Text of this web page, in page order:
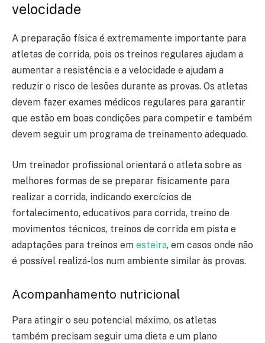
velocidade
A preparação física é extremamente importante para
atletas de corrida, pois os treinos regulares ajudam a
aumentar a resistência e a velocidade e ajudam a
reduzir o risco de lesões durante as provas. Os atletas
devem fazer exames médicos regulares para garantir
que estão em boas condições para competir e também
devem seguir um programa de treinamento adequado.
Um treinador profissional orientará o atleta sobre as
melhores formas de se preparar fisicamente para
realizar a corrida, indicando exercícios de
fortalecimento, educativos para corrida, treino de
movimentos técnicos, treinos de corrida em pista e
adaptações para treinos em esteira, em casos onde não
é possível realizá-los num ambiente similar às provas.
Acompanhamento nutricional
Para atingir o seu potencial máximo, os atletas
também precisam seguir uma dieta e um plano